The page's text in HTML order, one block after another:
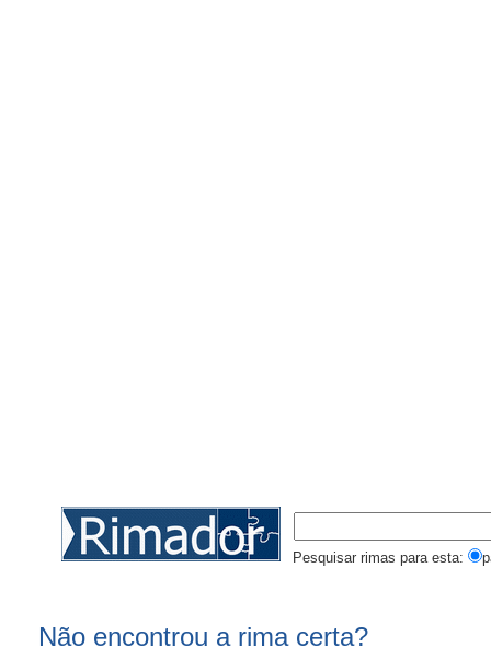
Pesquisar rimas para esta:
Não encontrou a rima certa?